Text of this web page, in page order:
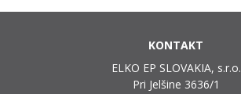
KONTAKT
ELKO EP SLOVAKIA, s.r.o.
Pri Jelšine 3636/1